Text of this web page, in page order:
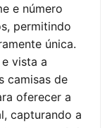
e número
permitindo
única.
vista a
camisas de
oferecer a
capturando a